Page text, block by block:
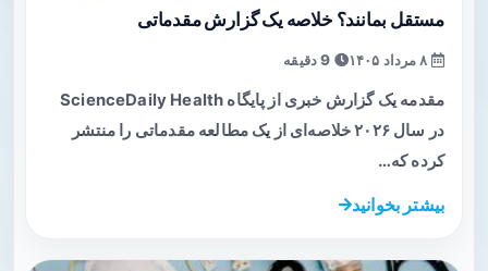
مستقل بمانند؟ خلاصه یک گزارش مقدماتی
مقدمه یک گزارش خبری از پایگاه ScienceDaily Health
در سال ۲۰۲۶ خلاصه‌‌ای از یک مطالعه مقدماتی را منتشر
کرده که…
بیشتر بخوانید